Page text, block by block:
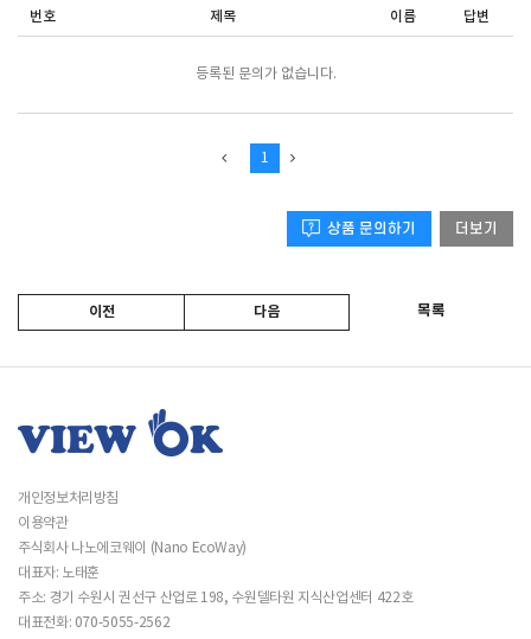
번호 제목 이름 답변
등록된 문의가 없습니다.
1
상품 문의하기 더보기
이전 다음 목록
개인정보처리방침
이용약관
주식회사 나노에코웨이 (Nano EcoWay)
대표자: 노태훈
주소: 경기 수원시 권선구 산업로 198, 수원델타원 지식산업센터 422호
대표전화: 070-5055-2562